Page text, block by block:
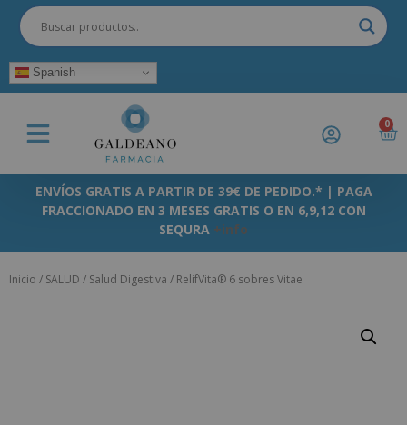
Spanish
0
ENVÍOS GRATIS A PARTIR DE 39€ DE PEDIDO.* | PAGA
FRACCIONADO EN 3 MESES GRATIS O EN 6,9,12 CON
SEQURA +info
Inicio / SALUD / Salud Digestiva / RelifVita® 6 sobres Vitae